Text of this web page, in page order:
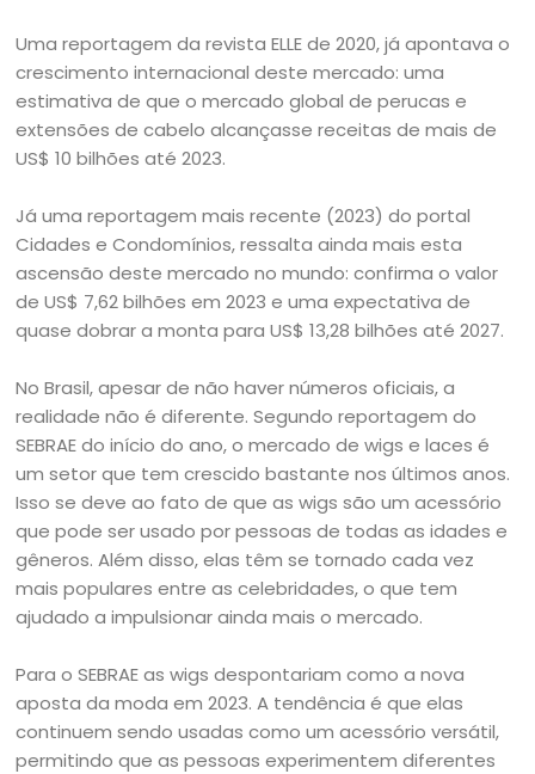
Uma reportagem da revista ELLE de 2020, já apontava o
crescimento internacional deste mercado: uma
estimativa de que o mercado global de perucas e
extensões de cabelo alcançasse receitas de mais de
US$ 10 bilhões até 2023.
Já uma reportagem mais recente (2023) do portal
Cidades e Condomínios, ressalta ainda mais esta
ascensão deste mercado no mundo: confirma o valor
de US$ 7,62 bilhões em 2023 e uma expectativa de
quase dobrar a monta para US$ 13,28 bilhões até 2027.
No Brasil, apesar de não haver números oficiais, a
realidade não é diferente. Segundo reportagem do
SEBRAE do início do ano, o mercado de wigs e laces é
um setor que tem crescido bastante nos últimos anos.
Isso se deve ao fato de que as wigs são um acessório
que pode ser usado por pessoas de todas as idades e
gêneros. Além disso, elas têm se tornado cada vez
mais populares entre as celebridades, o que tem
ajudado a impulsionar ainda mais o mercado.
Para o SEBRAE as wigs despontariam como a nova
aposta da moda em 2023. A tendência é que elas
continuem sendo usadas como um acessório versátil,
permitindo que as pessoas experimentem diferentes